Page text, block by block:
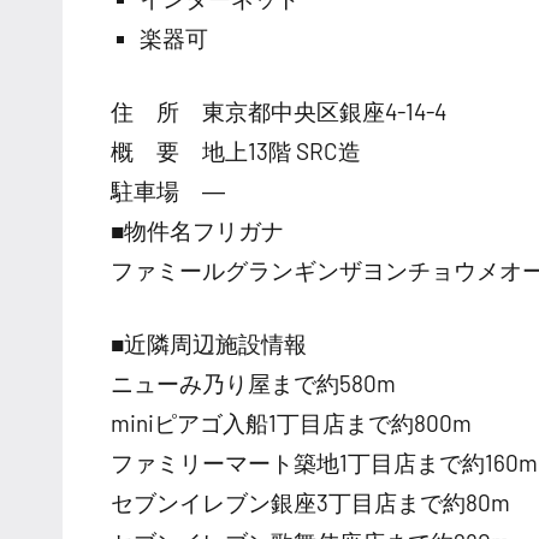
楽器可
住 所 東京都中央区銀座4-14-4
概 要 地上13階 SRC造
駐車場 ―
■物件名フリガナ
ファミールグランギンザヨンチョウメオ
■近隣周辺施設情報
ニューみ乃り屋まで約580m
miniピアゴ入船1丁目店まで約800m
ファミリーマート築地1丁目店まで約160m
セブンイレブン銀座3丁目店まで約80m